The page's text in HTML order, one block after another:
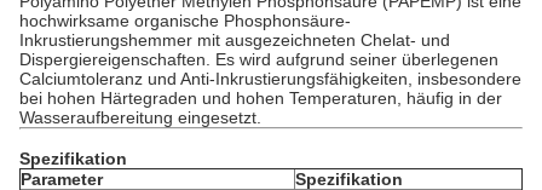
hochwirksame organische Phosphonsäure-
Inkrustierungshemmer mit ausgezeichneten Chelat- und
Dispergiereigenschaften. Es wird aufgrund seiner überlegenen
Calciumtoleranz und Anti-Inkrustierungsfähigkeiten, insbesondere
bei hohen Härtegraden und hohen Temperaturen, häufig in der
Wasseraufbereitung eingesetzt.
Spezifikation
Parameter
Spezifikation